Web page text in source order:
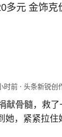
元 金饰克
时前 · 头条新锐创
献骨髓，救
她，紧紧拉住